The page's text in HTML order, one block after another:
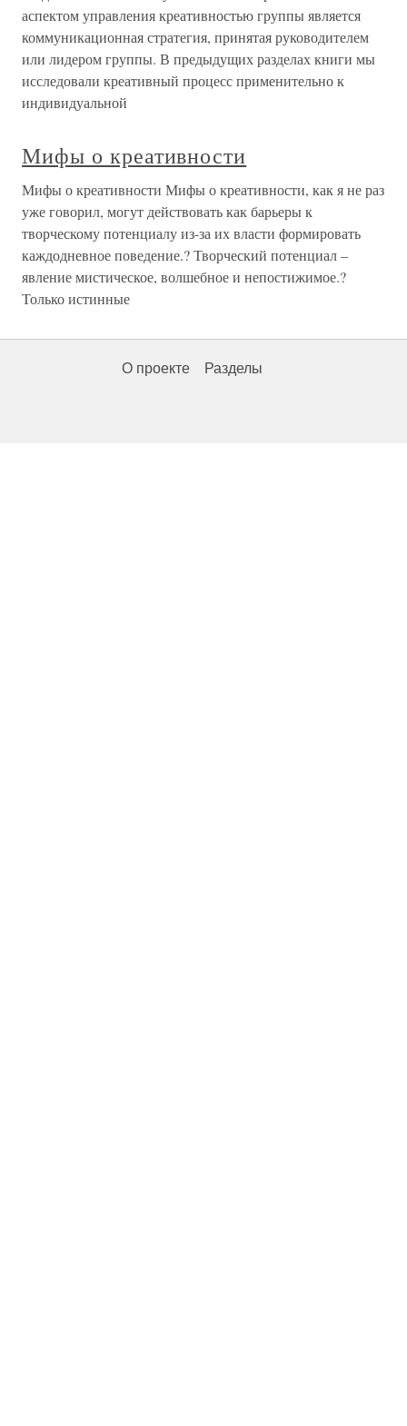
аспектом управления креативностью группы является
коммуникационная стратегия, принятая руководителем
или лидером группы. В предыдущих разделах книги мы
исследовали креативный процесс применительно к
индивидуальной
Мифы о креативности
Мифы о креативности Мифы о креативности, как я не раз
уже говорил, могут действовать как барьеры к
творческому потенциалу из-за их власти формировать
каждодневное поведение.? Творческий потенциал –
явление мистическое, волшебное и непостижимое.?
Только истинные
О проекте Разделы